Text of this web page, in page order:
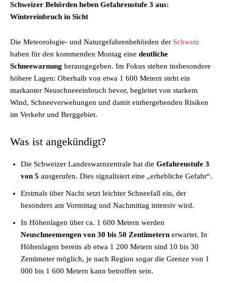
Schweizer Behörden heben Gefahrenstufe 3 aus:
Wintereinbruch in Sicht
Die Meteorologie- und Naturgefahrenbehörden der Schweiz
haben für den kommenden Montag eine deutliche
Schneewarnung herausgegeben. Im Fokus stehen insbesondere
höhere Lagen: Oberhalb von etwa 1 600 Metern steht ein
markanter Neuschneeeinbruch bevor, begleitet von starkem
Wind, Schneeverwehungen und damit einhergehenden Risiken
im Verkehr und Berggebiet.
Was ist angekündigt?
Die Schweizer Landeswarnzentrale hat die Gefahrenstufe 3
von 5 ausgerufen. Dies signalisiert eine „erhebliche Gefahr“.
Erstmals über Nacht setzt leichter Schneefall ein, der
besonders am Vormittag und Nachmittag intensiv wird.
In Höhenlagen über ca. 1 600 Metern werden
Neuschneemengen von 30 bis 50 Zentimetern erwartet. In
Höhenlagen bereits ab etwa 1 200 Metern sind 10 bis 30
Zentimeter möglich, je nach Region sogar die Grenze von 1
000 bis 1 600 Metern kann betroffen sein.